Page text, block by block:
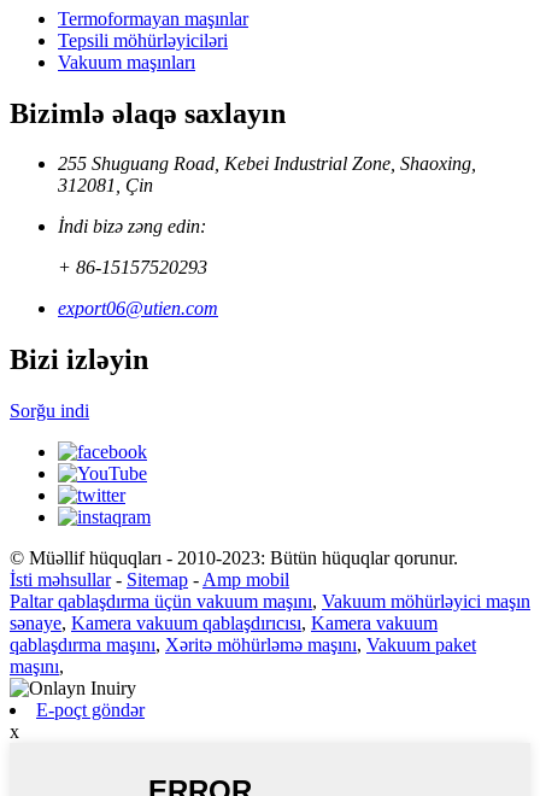
Termoformayan maşınlar
Tepsili möhürləyiciləri
Vakuum maşınları
Bizimlə əlaqə saxlayın
255 Shuguang Road, Kebei Industrial Zone, Shaoxing,
312081, Çin
İndi bizə zəng edin:
+ 86-15157520293
export06@utien.com
Bizi izləyin
Sorğu indi
© Müəllif hüquqları - 2010-2023: Bütün hüquqlar qorunur.
İsti məhsullar- Sitemap - Amp mobil
Paltar qablaşdırma üçün vakuum maşını, Vakuum möhürləyici maşın
sənaye, Kamera vakuum qablaşdırıcısı, Kamera vakuum
qablaşdırma maşını, Xəritə möhürləmə maşını, Vakuum paket
maşını,
E-poçt göndər
x